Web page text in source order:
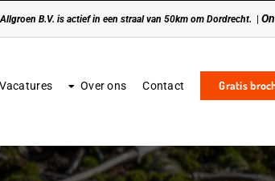
B.V. is actief in een straal van 50km om Dordrecht.
Vacatures Over ons Contact Gratis